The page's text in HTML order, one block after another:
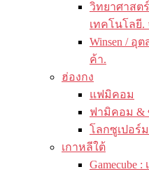
วิทยาศาสต
เทคโนโลยี.
Winsen / อุ
ค้า.
ฮ่องกง
แฟมิคอม
ฟามิคอม &
โลกซูเปอร์
เกาหลีใต้
Gamecube